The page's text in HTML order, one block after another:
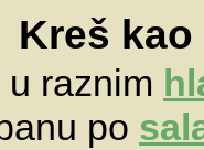
Kreš
u raznim
po